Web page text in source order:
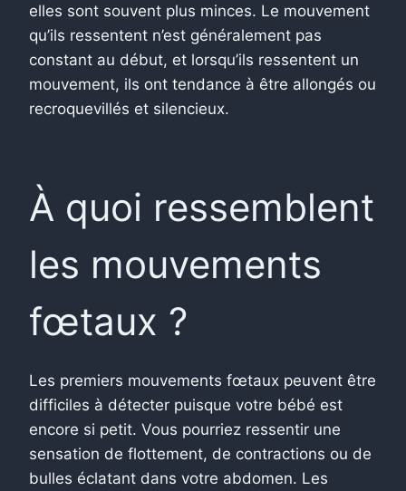
elles sont souvent plus minces. Le mouvement
qu’ils ressentent n’est généralement pas
constant au début, et lorsqu’ils ressentent un
mouvement, ils ont tendance à être allongés ou
recroquevillés et silencieux.
À quoi ressemblent
les mouvements
fœtaux ?
Les premiers mouvements fœtaux peuvent être
difficiles à détecter puisque votre bébé est
encore si petit. Vous pourriez ressentir une
sensation de flottement, de contractions ou de
bulles éclatant dans votre abdomen. Les